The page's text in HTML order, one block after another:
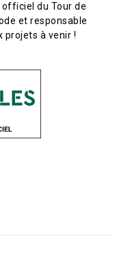
du Tour de
et responsable
projets à venir !